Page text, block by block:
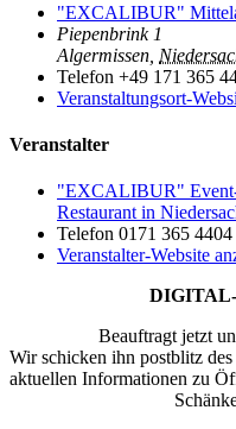
"EXCALIBUR"
Piepenbrink 1
Algermissen
Telefon +49 171 365
Veranstaltungsort-
Veranstalter
"EXCALIBUR"
Restaurant in
Telefon 0171 365 4404
Veranstalter-Website
Beauftragt jetzt
Wir schicken ihn postblitz
aktuellen Informationen zu